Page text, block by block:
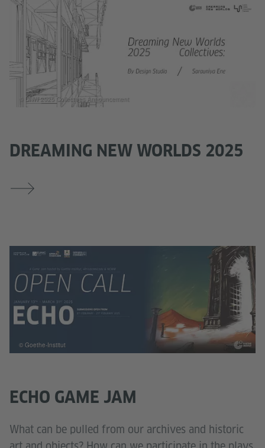
DREAMING NEW WORLDS 2025
© DNW 2025 Collectives Announcement
ECHO GAME JAM
What can be pulled from our archives and historic
© Goethe-Institut